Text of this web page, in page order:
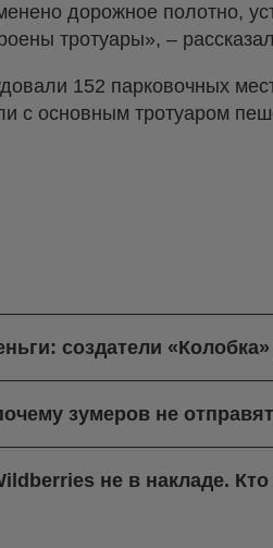
дорожное полотно,
тротуары», –
152 парковочных
с основным тротуаром
создатели
зумеров не
не в накладе.